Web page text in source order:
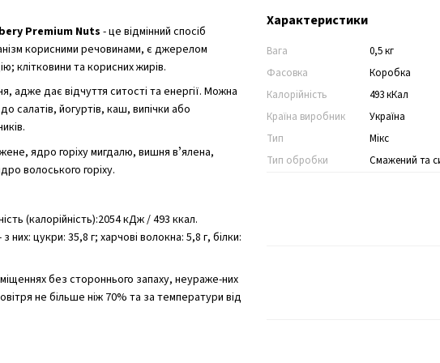
Premium Nuts - це відмінний спосіб
корисними речовинами, є джерелом
клітковини та корисних жирів.
адже дає відчуття ситості та енергії. Можна
салатів, йогуртів, каш, випічки або
ядро горіху мигдалю, вишня вʼялена,
волоського горіху.
(калорійність):2054 кДж / 493 ккал.
них: цукри: 35,8 г; харчові волокна: 5,8 г, білки:
без стороннього запаху, неураже-них
не більше ніж 70% та за температури від
Характеристики
Вага
0,5 кг
Фасовка
Коробка
Калорійність
493 кКал
Країна виробник
Україна
Тип
Мікс
Тип обробки
Смажений та